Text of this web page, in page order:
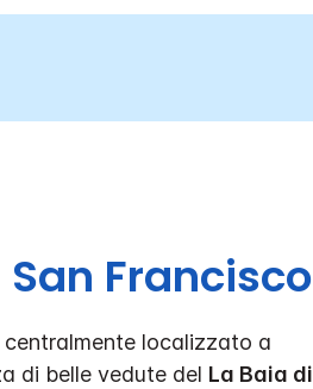
Francisco
centralmente localizzato a
di belle vedute del La Baia di